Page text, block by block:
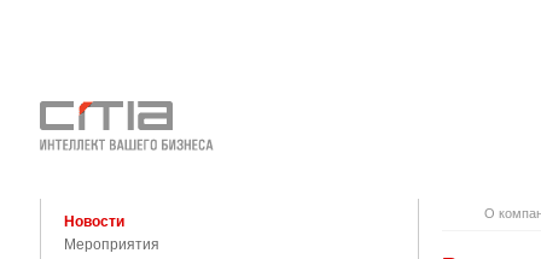
Новости
Мероприятия
О